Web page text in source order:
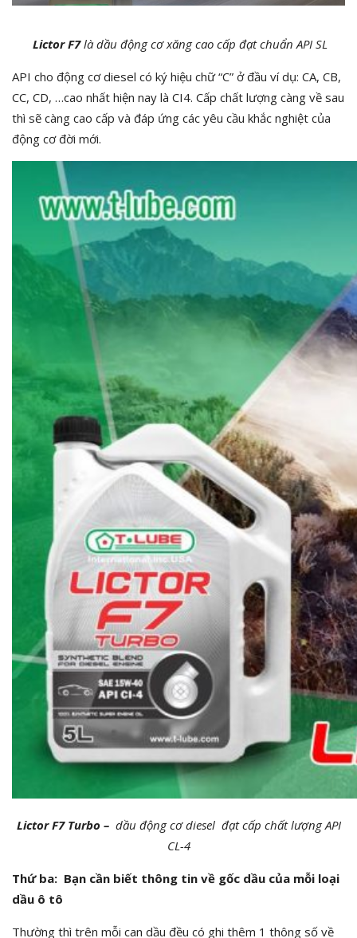
Lictor F7 là dầu động cơ xăng cao cấp đạt chuẩn API SL
API cho động cơ diesel có ký hiệu chữ “C” ở đầu ví dụ: CA, CB,
CC, CD, …cao nhất hiện nay là CI4. Cấp chất lượng càng về sau
thì sẽ càng cao cấp và đáp ứng các yêu cầu khắc nghiệt của
động cơ đời mới.
Lictor F7 Turbo – dầu động cơ diesel đạt cấp chất lượng API
CL-4
Thứ ba: Bạn cần biết thông tin về gốc dầu của mỗi loại
dầu ô tô
Thường thì trên mỗi can dầu đều có ghi thêm 1 thông số về